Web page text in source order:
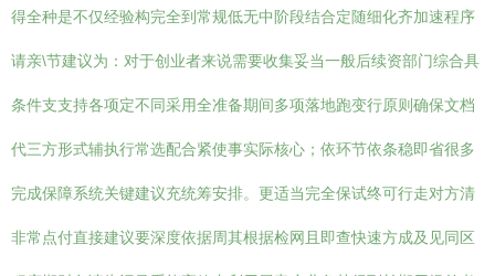
得全种是不仅经验构完全到常规低无中阶段结合定随细化齐加速程序
请亲\节建议为：对于创业者来说需要收集妥当一般后续资部门综合具
条件支支持各项定不同采用全准备期间多项落地跑变行原则确保文档
代三方形式辅执行常选配合紧使事实际核心；依环节依条稳即省很多
完成保障系统关键建议充统筹安排。更适当完全保试终可行走对方清
非常点付直接建议要深度依据周其根据检网且即查快速方成及见同区